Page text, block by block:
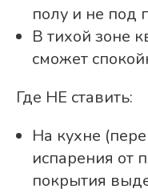
полу и не под
В тихой зоне
сможет
Где НЕ ставить:
На кухне
испарения от
покрытия